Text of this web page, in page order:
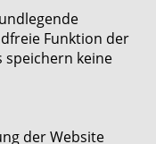
Funktion der
speichern keine
der Website